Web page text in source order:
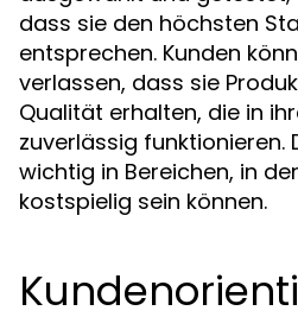
dass sie den höchsten
entsprechen. Kunden
verlassen, dass sie
Qualität erhalten, die in
zuverlässig funktionieren.
wichtig in Bereichen, in
kostspielig sein können.